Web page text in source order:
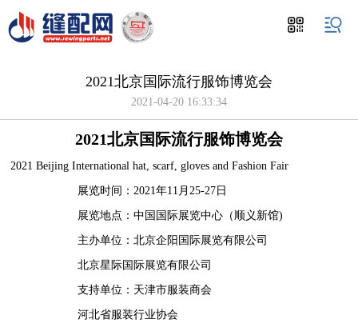
2021北京国际流行服饰博览会
2021-04-20 16:33:34
2021北京国际流行服饰博览会
2021 Beijing International hat, scarf, gloves and Fashion Fair
展览时间：2021年11月25-27日
展览地点：中国国际展览中心（顺义新馆)
主办单位：北京企阳国际展览有限公司
北京星际国际展览有限公司
支持单位：天津市服装商会
河北省服装行业协会